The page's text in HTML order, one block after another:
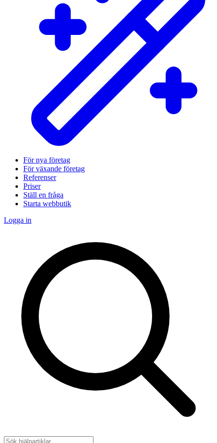
För nya företag
För växande företag
Referenser
Priser
Ställ en fråga
Starta webbutik
Logga in